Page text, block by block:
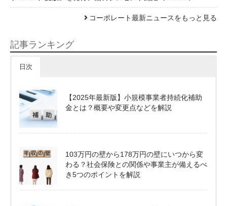
コーポレート最新ニュースをもっと見る
記事ランキング
日次
【2025年最新版】小規模事業者持続化補助
金とは？概要や変更点などを解説
103万円の壁から178万円の壁にいつから変
わる？社会保険との関係や事業主が備えるべ
き5つのポイントを解説